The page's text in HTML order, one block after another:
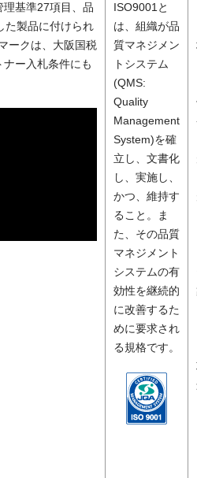
基準27項目、品
た製品に付けられ
ークは、大阪国税
ー入札条件にも
ISO9001と
は、組織が品
質マネジメン
トシステム
(QMS:
Quality
Management
System)を確
立し、文書化
し、実施し、
かつ、維持す
ること。ま
た、その品質
マネジメント
システムの有
効性を継続的
に改善するた
めに要求され
る規格です。